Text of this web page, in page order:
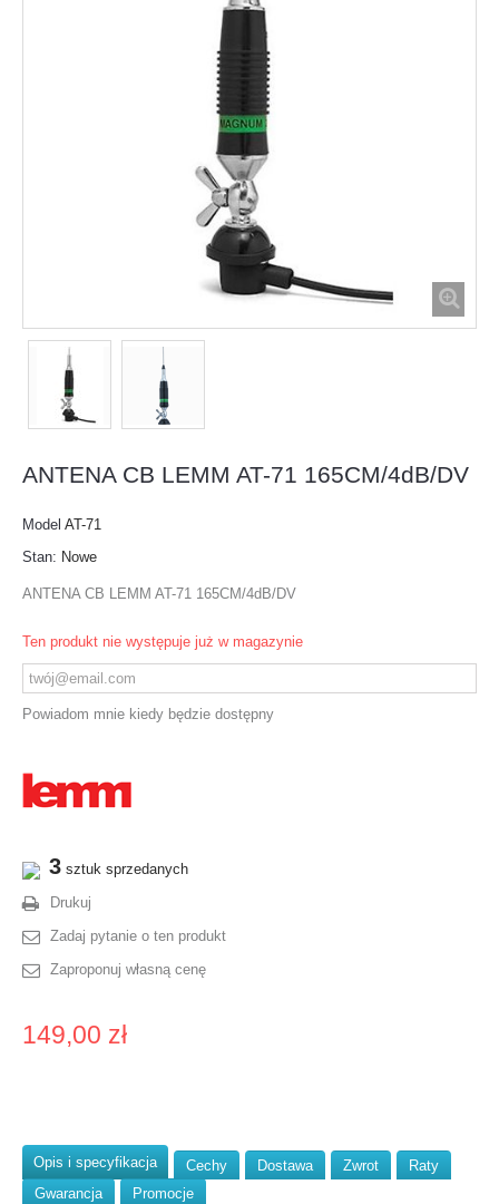
ANTENA CB LEMM AT-71 165CM/4dB/DV
Model AT-71
Stan: Nowe
ANTENA CB LEMM AT-71 165CM/4dB/DV
Ten produkt nie występuje już w magazynie
Powiadom mnie kiedy będzie dostępny
3 sztuk sprzedanych
Drukuj
Zadaj pytanie o ten produkt
Zaproponuj własną cenę
149,00 zł
Opis i specyfikacja Cechy Dostawa Zwrot
Raty
Gwarancja
Promocje